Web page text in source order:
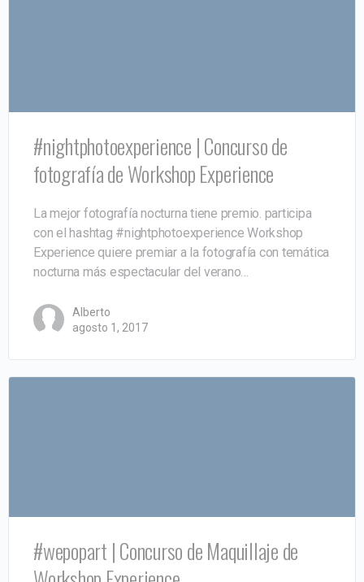
#nightphotoexperience | Concurso de
fotografía de Workshop Experience
La mejor fotografía nocturna tiene premio. participa
con el hashtag #nightphotoexperience Workshop
Experience quiere premiar a la fotografía con temática
nocturna más espectacular del verano…
Alberto
agosto 1, 2017
#wepopart | Concurso de Maquillaje de